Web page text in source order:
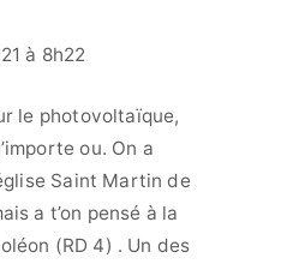
à 8h22
le photovoltaïque,
ou. On a
Saint Martin de
a t’on pensé à la
(RD 4) . Un des